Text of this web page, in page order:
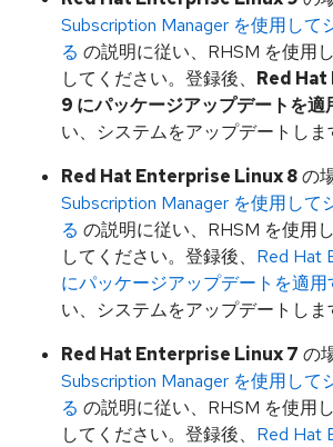
Subscription Manager を使用して
る の説明に従い、RHSM を使用
してください。登録後、 Red
9 にパッケージアップデートを適
い、システムをアップデートしま
Red Hat Enterprise Linux 8の
Subscription Manager を使用して
る の説明に従い、RHSM を使用
してください。登録後、 Red Hat
にパッケージアップデートを適用
い、システムをアップデートしま
Red Hat Enterprise Linux 7 の
Subscription Manager を使用して
る の説明に従い、RHSM を使用
してください。登録後、 Red Hat